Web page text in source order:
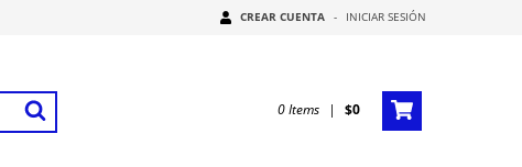
CREAR CUENTA - INICIAR SESIÓN
0Items | $0